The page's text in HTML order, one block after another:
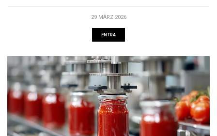
29 MÄRZ 2026
ENTRA